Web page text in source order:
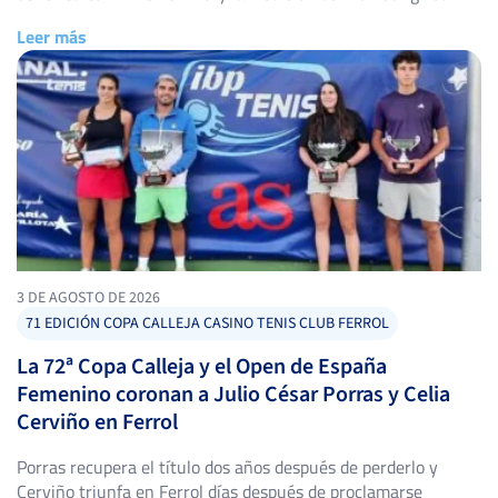
cuadros. Torneo Alces XLIV: título para Alejandro López
Escribano El Torneo Alces […]
Leer más
3 DE AGOSTO DE 2026
71 EDICIÓN COPA CALLEJA CASINO TENIS CLUB FERROL
La 72ª Copa Calleja y el Open de España
Femenino coronan a Julio César Porras y Celia
Cerviño en Ferrol
Porras recupera el título dos años después de perderlo y
Cerviño triunfa en Ferrol días después de proclamarse